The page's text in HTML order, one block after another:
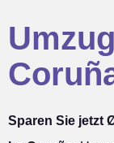
Sparen Sie jetzt